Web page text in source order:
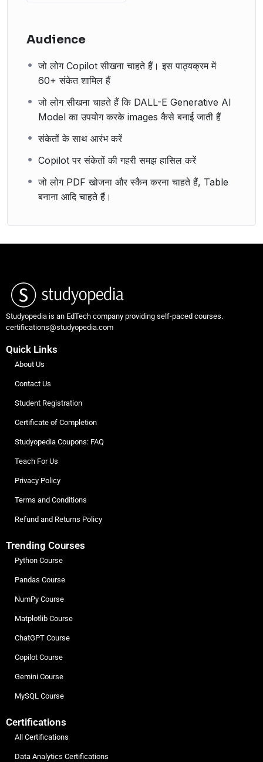
Audience
जो लोग Copilot सीखना चाहते हैं। इस पाठ्यक्रम में
60+ संकेत शामिल हैं
जो लोग सीखना चाहते हैं कि DALL-E Generative AI
Model का उपयोग करके images कैसे बनाई जाती हैं
संकेतों के साथ आरंभ करें
Copilot पर संकेतों की गहरी समझ हासिल करें
जो लोग PDF खोजना और स्कैन करना चाहते हैं, Table
बनाना आदि चाहते हैं।
Studyopedia is an EdTech company providing self-paced courses.
certifications@studyopedia.com
Quick Links
About Us
Contact Us
Student Registration
Certificate of Completion
Studyopedia Coupons: FAQ
Teach For Us
Privacy Policy
Terms and Conditions
Refund and Returns Policy
Trending Courses
Python Course
Pandas Course
NumPy Course
Matplotlib Course
ChatGPT Course
Copilot Course
Gemini Course
MySQL Course
Certifications
All Certifications
Data Analytics Certifications